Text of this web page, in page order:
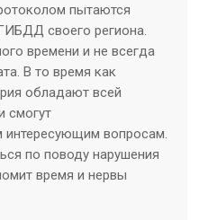
пытаются
своего региона.
времени и не всегда
В то время как
обладают всей
смогут
интересующим вопросам.
по поводу нарушения
время и нервы